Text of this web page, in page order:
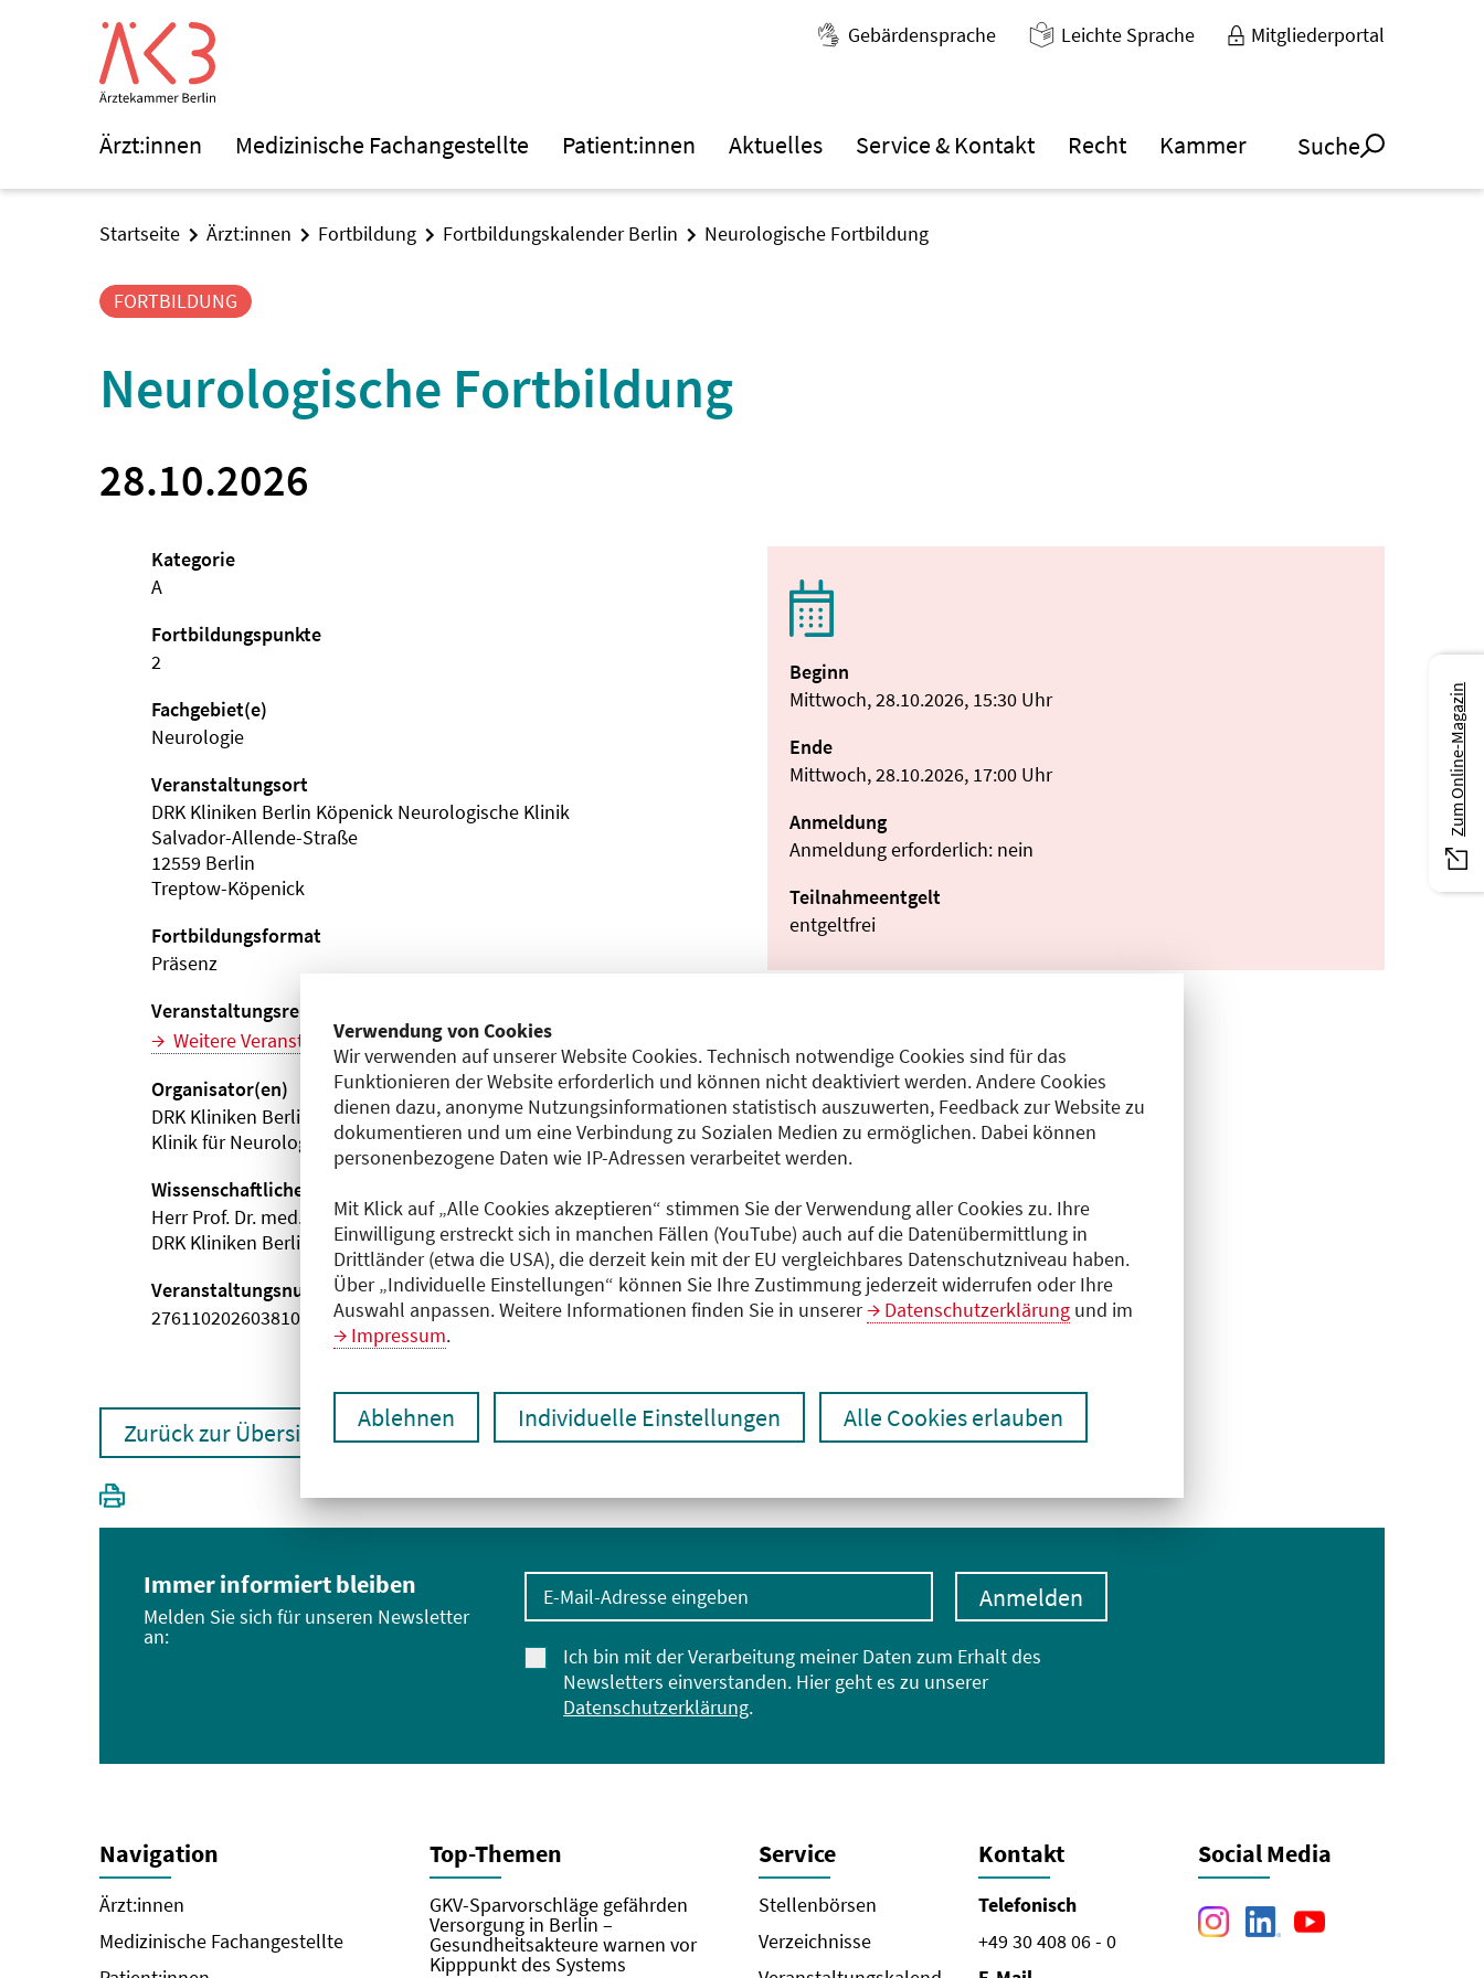
Verwendung von Cookies
Wir verwenden auf unserer Website Cookies. Technisch notwendige Cookies sind für das
Funktionieren der Website erforderlich und können nicht deaktiviert werden. Andere Cookies
dienen dazu, anonyme Nutzungsinformationen statistisch auszuwerten, Feedback zur Website zu
dokumentieren und um eine Verbindung zu Sozialen Medien zu ermöglichen. Dabei können
personenbezogene Daten wie IP-Adressen verarbeitet werden.
Mit Klick auf „Alle Cookies akzeptieren“ stimmen Sie der Verwendung aller Cookies zu. Ihre
Einwilligung erstreckt sich in manchen Fällen (YouTube) auch auf die Datenübermittlung in
Drittländer (etwa die USA), die derzeit kein mit der EU vergleichbares Datenschutzniveau haben.
Über „Individuelle Einstellungen“ können Sie Ihre Zustimmung jederzeit widerrufen oder Ihre
Auswahl anpassen. Weitere Informationen finden Sie in unserer
Datenschutzerklärung und im
Impressum.
Ablehnen Individuelle Einstellungen Alle Cookies erlauben
Gebärdensprache Leichte Sprache Mitgliederportal
Ärzt:innen Medizinische Fachangestellte Patient:innen Aktuelles Service & Kontakt Recht Kammer Suche
Startseite Ärzt:innen Fortbildung Fortbildungskalender Berlin Neurologische Fortbildung
FORTBILDUNG
Neurologische Fortbildung
28.10.2026
Beginn
Mittwoch, 28.10.2026, 15:30 Uhr
Ende
Mittwoch, 28.10.2026, 17:00 Uhr
Anmeldung
Anmeldung erforderlich: nein
Teilnahmeentgelt
entgeltfrei
Programm (PDF)
Kategorie
A
Fortbildungspunkte
2
Fachgebiet(e)
Neurologie
Veranstaltungsort
DRK Kliniken Berlin Köpenick Neurologische Klinik
Salvador-Allende-Straße
12559 Berlin
Treptow-Köpenick
Fortbildungsformat
Präsenz
Veranstaltungsreihe
Weitere Veranstaltungen dieser Reihe (6)
Organisator(en)
DRK Kliniken Berlin | Köpenick
Klinik für Neurologie
Wissenschaftliche Leitung
Herr Prof. Dr. med. Robert Stingele
DRK Kliniken Berlin | Köpenick
Veranstaltungsnummer
2761102026038100043
Zurück zur Übersicht
Immer informiert bleiben
Melden Sie sich für unseren Newsletter
an:
E-Mail-Adresse eingeben
Ich bin mit der Verarbeitung meiner Daten zum Erhalt des
Newsletters einverstanden. Hier geht es zu unserer
Datenschutzerklärung.
Anmelden
Navigation
Ärzt:innen
Medizinische Fachangestellte
Top-Themen
GKV-Sparvorschläge gefährden
Versorgung in Berlin –
Gesundheitsakteure warnen vor
Kipppunkt des Systems
Service
Stellenbörsen
Verzeichnisse
Kontakt
Telefonisch
+49 30 408 06 - 0
Social Media
Zum Online-Magazin